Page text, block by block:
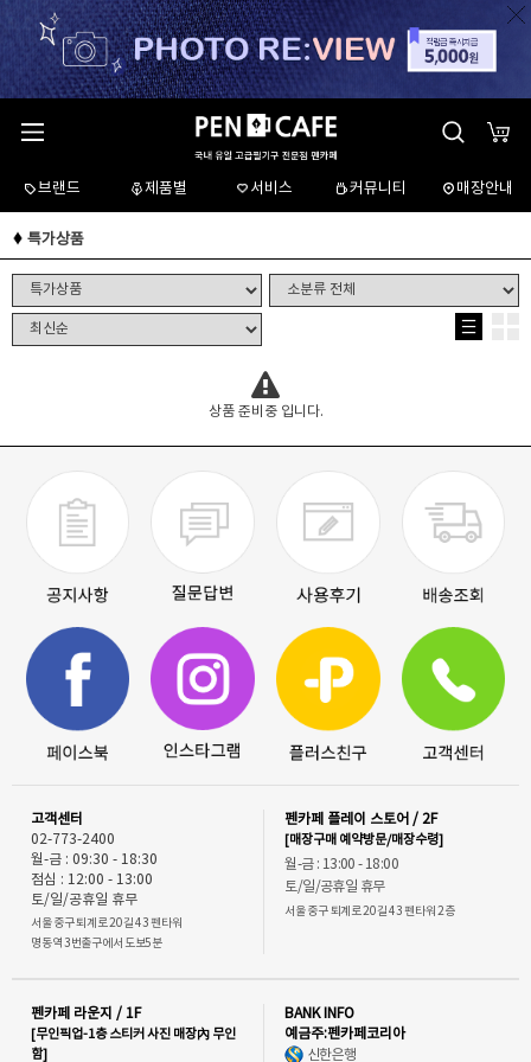
브랜드 제품별 서비스 커뮤니티 매장안내
특가상품
상품 준비중 입니다.
고객센터
02-773-2400
월-금 : 09:30 - 18:30
점심 : 12:00 - 13:00
토/일/공휴일 휴무
서울 중구 퇴계로 20길 43 펜타워
명동역 3번출구에서 도보5분
펜카페 플레이 스토어 / 2F
[매장구매 예약방문/매장수령]
월-금 : 13:00 - 18:00
토/일/공휴일 휴무
서울 중구 퇴계로 20길 43 펜타워 2층
펜카페 라운지 / 1F
[무인픽업-1층 스티커 사진 매장內 무인
함]
BANK INFO
예금주:펜카페코리아
신한은행